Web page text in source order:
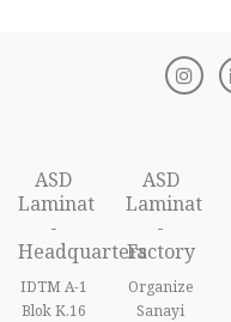
ASD
Laminat
-
Headquarters
IDTM A-1
Blok K.16
ASD
Laminat
-
Factory
Organize
Sanayi